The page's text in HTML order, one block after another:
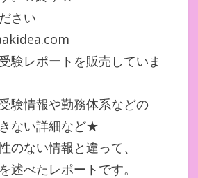
さい
験レポートを販売していま
験情報や勤務体系などの
ない詳細など★
のない情報と違って、
述べたレポートです。